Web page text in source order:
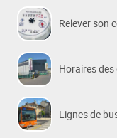
Relever son
Horaires
Lignes de